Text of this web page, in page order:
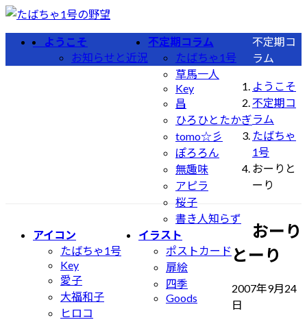
コ
ン
ン
ナ
ビ
ー
ようこそ
お知らせと近況
不定期コラム
たばちゃ1号
草馬一人
Key
昌
ひろひとたかぎ
tomo☆彡
ぽろろん
無趣味
アピラ
桜子
書き人知らず
アイコン
たばちゃ1号
Key
愛子
大福和子
ヒロコ
イラスト
ポストカード
扉絵
四季
Goods
不定期コ
ラム
ようこそ
不定期コ
ラム
たばちゃ
1号
おーりと
ーり
おーり
とーり
2007年9月24
日